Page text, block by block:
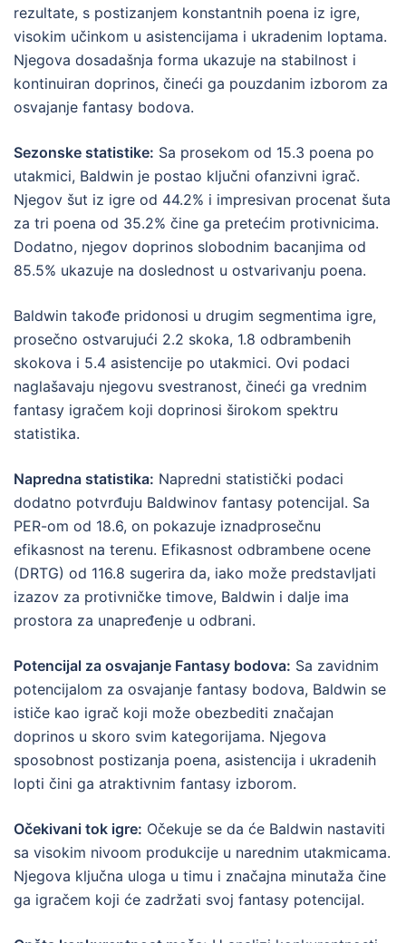
rezultate, s postizanjem konstantnih poena iz igre,
visokim učinkom u asistencijama i ukradenim loptama.
Njegova dosadašnja forma ukazuje na stabilnost i
kontinuiran doprinos, čineći ga pouzdanim izborom za
osvajanje fantasy bodova.
Sezonske statistike: Sa prosekom od 15.3 poena po
utakmici, Baldwin je postao ključni ofanzivni igrač.
Njegov šut iz igre od 44.2% i impresivan procenat šuta
za tri poena od 35.2% čine ga pretećim protivnicima.
Dodatno, njegov doprinos slobodnim bacanjima od
85.5% ukazuje na doslednost u ostvarivanju poena.
Baldwin takođe pridonosi u drugim segmentima igre,
prosečno ostvarujući 2.2 skoka, 1.8 odbrambenih
skokova i 5.4 asistencije po utakmici. Ovi podaci
naglašavaju njegovu svestranost, čineći ga vrednim
fantasy igračem koji doprinosi širokom spektru
statistika.
Napredna statistika: Napredni statistički podaci
dodatno potvrđuju Baldwinov fantasy potencijal. Sa
PER-om od 18.6, on pokazuje iznadprosečnu
efikasnost na terenu. Efikasnost odbrambene ocene
(DRTG) od 116.8 sugerira da, iako može predstavljati
izazov za protivničke timove, Baldwin i dalje ima
prostora za unapređenje u odbrani.
Potencijal za osvajanje Fantasy bodova: Sa zavidnim
potencijalom za osvajanje fantasy bodova, Baldwin se
ističe kao igrač koji može obezbediti značajan
doprinos u skoro svim kategorijama. Njegova
sposobnost postizanja poena, asistencija i ukradenih
lopti čini ga atraktivnim fantasy izborom.
Očekivani tok igre: Očekuje se da će Baldwin nastaviti
sa visokim nivoom produkcije u narednim utakmicama.
Njegova ključna uloga u timu i značajna minutaža čine
ga igračem koji će zadržati svoj fantasy potencijal.